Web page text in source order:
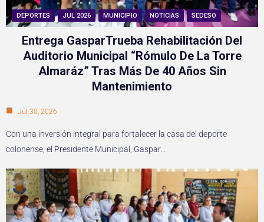
DEPORTES JUL 2026 MUNICIPIO NOTICIAS SEDESO
Entrega GasparTrueba Rehabilitación Del
Auditorio Municipal “Rómulo De La Torre
Almaráz” Tras Más De 40 Años Sin
Mantenimiento
Jul 30, 2026
Con una inversión integral para fortalecer la casa del deporte
colonense, el Presidente Municipal, Gaspar…